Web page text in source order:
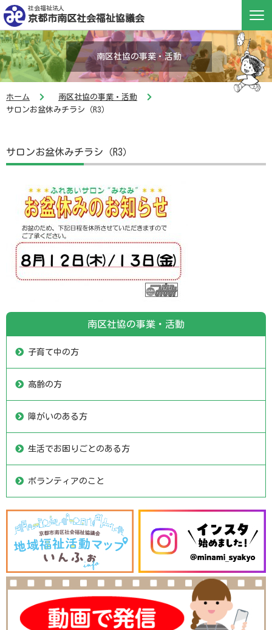
社会福祉法人
京都市南区社会福祉協議会
南区社協の事業・活動
ホーム
南区社協の事業・活動
サロンお盆休みチラシ（R3）
サロンお盆休みチラシ（R3）
南区社協の事業・活動
子育て中の方
高齢の方
障がいのある方
生活でお困りごとのある方
ボランティアのこと